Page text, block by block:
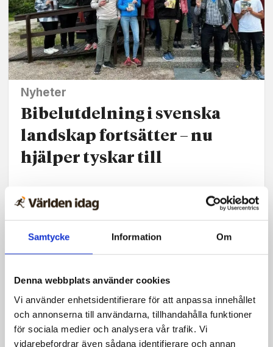
Samtycke Information Om
Denna webbplats använder cookies
Vi använder enhetsidentifierare för att anpassa innehållet
och annonserna till användarna, tillhandahålla funktioner
för sociala medier och analysera vår trafik. Vi
vidarebefordrar även sådana identifierare och annan
Nyheter
Bibelutdelning i svenska
landskap fortsätter – nu
hjälper tyskar till